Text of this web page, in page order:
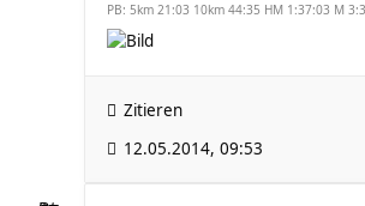
PB: 5km 21:03 10km 44:35 HM 1:37:03 M
Zitieren
12.05.2014, 09:53